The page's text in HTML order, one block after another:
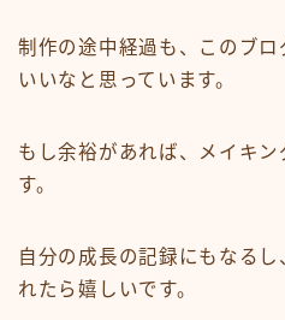
制作の途中経過も、このブ
いいなと思っています。
もし余裕があれば、メイキ
す。
自分の成長の記録にもなる
れたら嬉しいです。